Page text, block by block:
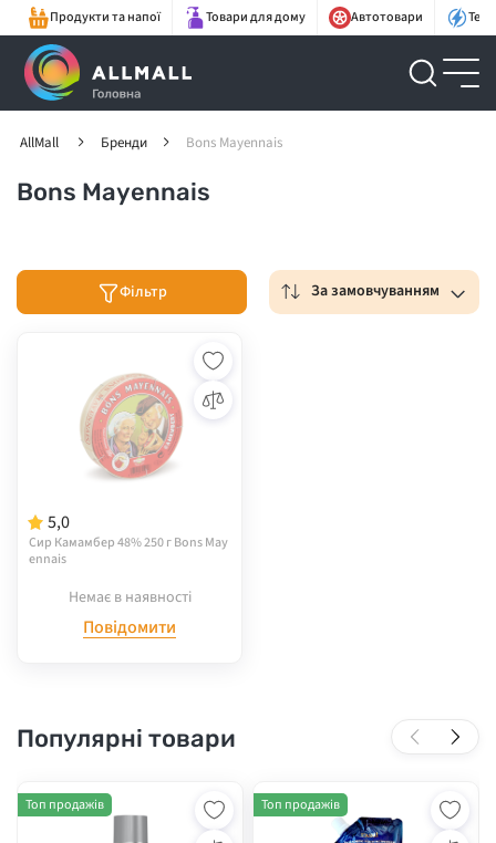
Продукти та напої Товари для дому Автотовари
AllMall Бренди Bons Mayennais
Bons Mayennais
Фільтр За замовчуванням
5,0
Сир Камамбер 48% 250 г Bons May
ennais
Немає в наявності
Повідомити
Популярні товари
Топ продажів Топ продажів